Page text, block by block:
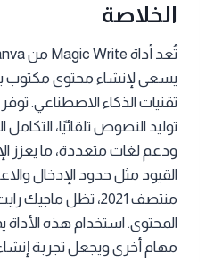
الخلاصة
يسعى لإنشاء محتوى مكتوب
تقنيات الذكاء الاصطناعي.
ودعم لغات متعددة، ما يعزز
القيود مثل حدود الإدخال
منتصف 2021، تظل
المحتوى. استخدام هذه الأداة
مهام أخرى ويجعل تجربة